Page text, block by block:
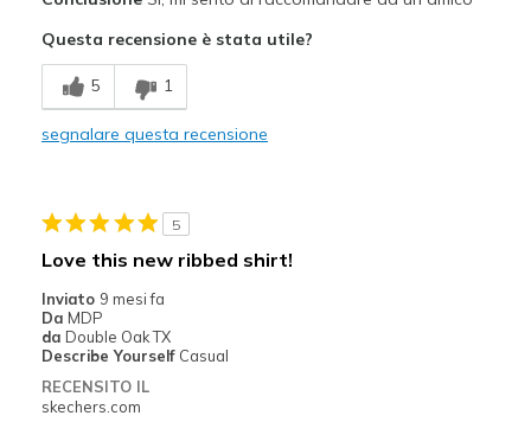
Breathe Well
Comfortable
Migliori Utilizzi:
Going Out
Width
Sizing
Questa recensione è stata utile?
5 1
segnalare questa recensione
5
Love this new ribbed shirt!
Inviato 9 mesi fa
Da MDP
da Double Oak TX
Describe Yourself Casual
RECENSITO IL
skechers.com